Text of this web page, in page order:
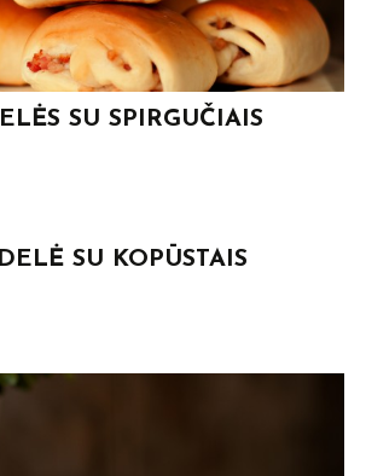
SU SPIRGUČIAIS
SU KOPŪSTAIS